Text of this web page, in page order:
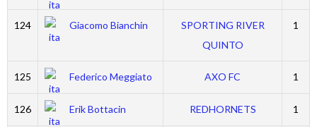
124 Giacomo Bianchin
SPORTING RIVER
QUINTO
1
125 Federico Meggiato AXO FC 1
126 Erik Bottacin REDHORNETS 1